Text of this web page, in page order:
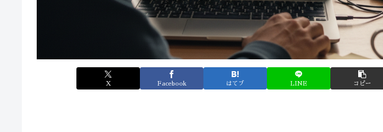
X Facebook はてブ LINE コピー